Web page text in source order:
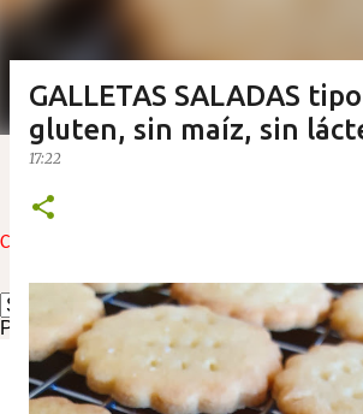
Click here to translate the blog to your
Powered by Translate
GALLETAS SALADAS
gluten, sin maíz, sin
17:22